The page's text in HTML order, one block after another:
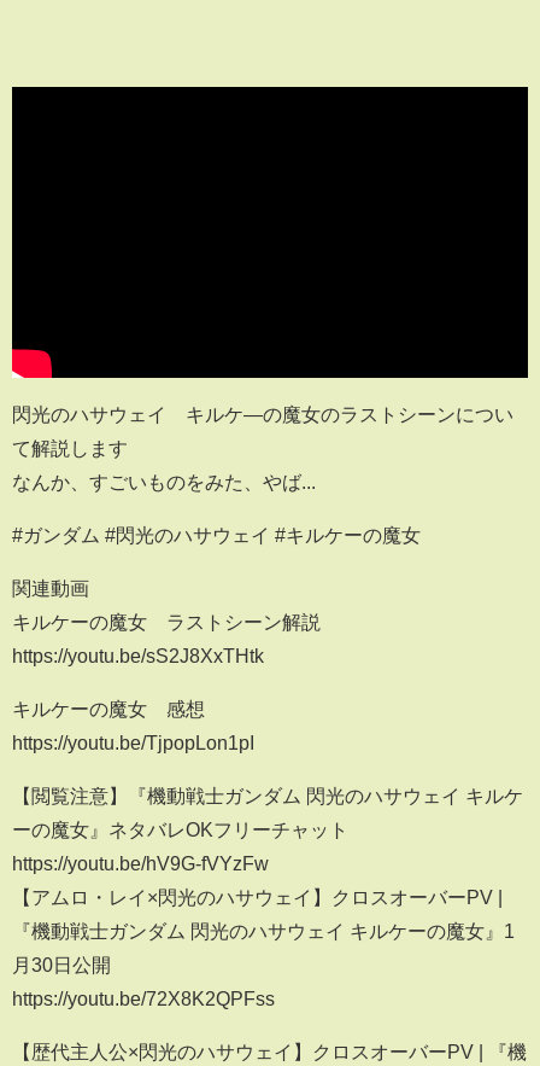
閃光のハサウェイ キルケ―の魔女のラストシーンについ
て解説します
なんか、すごいものをみた、やば...
#ガンダム #閃光のハサウェイ #キルケーの魔女
関連動画
キルケーの魔女 ラストシーン解説
https://youtu.be/sS2J8XxTHtk
キルケーの魔女 感想
https://youtu.be/TjpopLon1pI
【閲覧注意】『機動戦士ガンダム 閃光のハサウェイ キルケ
ーの魔女』ネタバレOKフリーチャット
https://youtu.be/hV9G-fVYzFw
【アムロ・レイ×閃光のハサウェイ】クロスオーバーPV |
『機動戦士ガンダム 閃光のハサウェイ キルケーの魔女』1
月30日公開
https://youtu.be/72X8K2QPFss
【歴代主人公×閃光のハサウェイ】クロスオーバーPV | 『機